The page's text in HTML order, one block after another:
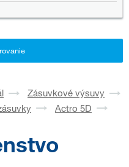
Zásuvkové výsuvy
Actro 5D